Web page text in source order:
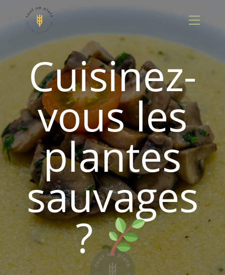
Cuisinez-
vous les
plantes
sauvages
?
Panneau de gestion des cookies